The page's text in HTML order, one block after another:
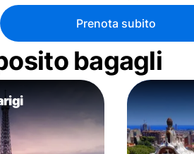
Prenota subito
bagagli